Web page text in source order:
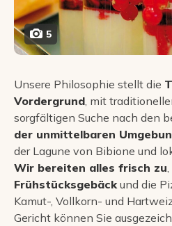
5
Unsere Philosophie stellt die
Vordergrund , mit
sorgfältigen Suche nach den
der unmittelbaren
der Lagune von Bibione und
Wir bereiten alles frisch zu
Frühstücksgebäck und die
Kamut-, Vollkorn- und
Gericht können Sie